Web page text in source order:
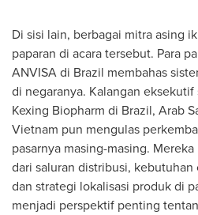
Di sisi lain, berbagai mitra asing
paparan di acara tersebut. Para
ANVISA di Brazil membahas
di negaranya. Kalangan
Kexing Biopharm di Brazil, Arab
Vietnam pun mengulas
pasarnya masing-masing.
dari saluran distribusi, kebutuhan
dan strategi lokalisasi produk di
menjadi perspektif penting